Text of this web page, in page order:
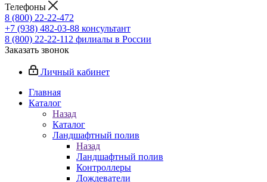
Телефоны
8 (800) 22-22-472
+7 (938) 482-03-88 консультант
8 (800) 22-22-112 филиалы в России
Заказать звонок
Личный кабинет
Главная
Каталог
Назад
Каталог
Ландшафтный полив
Назад
Ландшафтный полив
Контроллеры
Дождеватели